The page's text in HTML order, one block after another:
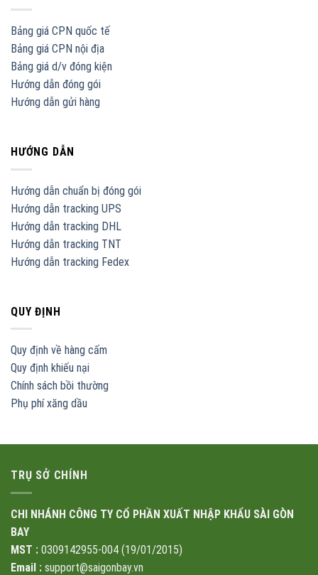
Bảng giá CPN quốc tế
Bảng giá CPN nội địa
Bảng giá d/v đóng kiện
Hướng dẫn đóng gói
Hướng dẫn gửi hàng
HƯỚNG DẪN
Hướng dẫn chuẩn bị đóng gói
Hướng dẫn tracking UPS
Hướng dẫn tracking DHL
Hướng dẫn tracking TNT
Hướng dẫn tracking Fedex
QUY ĐỊNH
Quy định về hàng cấm
Quy định khiếu nại
Chính sách bồi thường
Phụ phí xăng dầu
TRỤ SỞ CHÍNH
CHI NHÁNH CÔNG TY CỔ PHẦN XUẤT NHẬP KHẨU SÀI GÒN
BAY
MST : 0309142955-004 (19/01/2015)
Email : support@saigonbay.vn